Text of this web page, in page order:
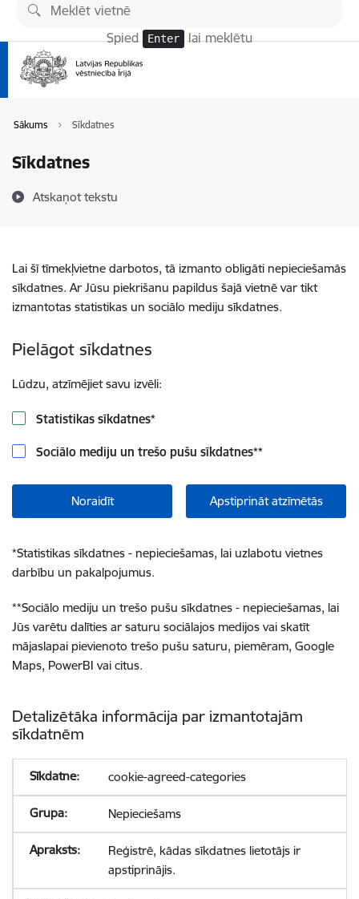
Pāriet uz lapas saturu
Spied Enter lai meklētu
Sākums Sīkdatnes
Sīkdatnes
Atskaņot tekstu
Lai šī tīmekļvietne darbotos, tā izmanto obligāti nepieciešamās
sīkdatnes. Ar Jūsu piekrišanu papildus šajā vietnē var tikt
izmantotas statistikas un sociālo mediju sīkdatnes.
Pielāgot sīkdatnes
Lūdzu, atzīmējiet savu izvēli:
Statistikas sīkdatnes*
Sociālo mediju un trešo pušu sīkdatnes**
Noraidīt Apstiprināt atzīmētās
*Statistikas sīkdatnes - nepieciešamas, lai uzlabotu vietnes
darbību un pakalpojumus.
**Sociālo mediju un trešo pušu sīkdatnes - nepieciešamas, lai
Jūs varētu dalīties ar saturu sociālajos medijos vai skatīt
mājaslapai pievienoto trešo pušu saturu, piemēram, Google
Maps, PowerBI vai citus.
Detalizētāka informācija par izmantotajām
sīkdatnēm
cookie-agreed-categories
Nepieciešams
Reģistrē, kādas sīkdatnes lietotājs ir
apstiprinājis.